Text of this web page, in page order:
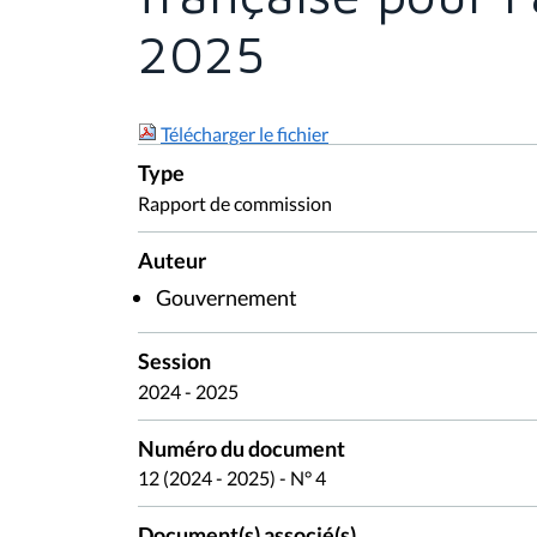
2025
Télécharger le fichier
Type
Rapport de commission
Auteur
Gouvernement
Session
2024 - 2025
Numéro du document
12 (2024 - 2025) - N° 4